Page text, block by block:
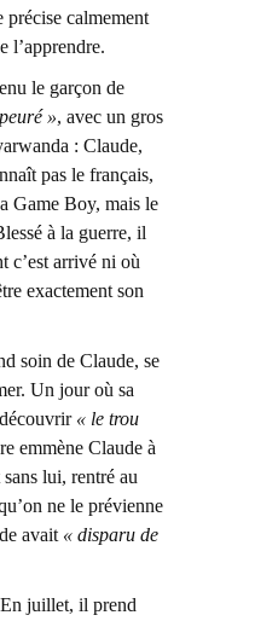
précise calmement
l’apprendre.
le garçon de
», avec un gros
: Claude,
pas le français,
Game Boy, mais le
à la guerre, il
c’est arrivé ni où
exactement son
soin de Claude, se
Un jour où sa
« le trou
emmène Claude à
lui, rentré au
ne le prévienne
avait « disparu de
juillet, il prend